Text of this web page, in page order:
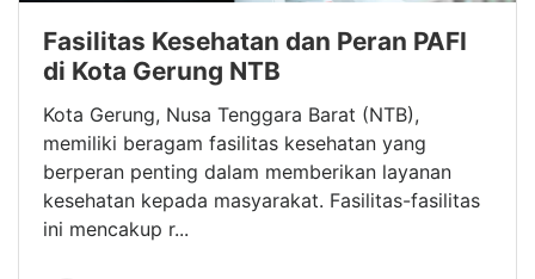
Fasilitas Kesehatan dan Peran PAFI
di Kota Gerung NTB
Kota Gerung, Nusa Tenggara Barat (NTB),
memiliki beragam fasilitas kesehatan yang
berperan penting dalam memberikan layanan
kesehatan kepada masyarakat. Fasilitas-fasilitas
ini mencakup r...